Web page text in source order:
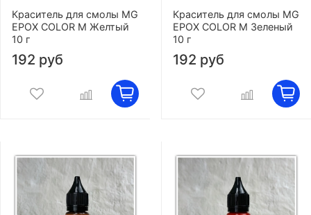
Краситель для смолы MG
EPOX COLOR M Желтый
10 г
192 руб
Краситель для смолы MG
EPOX COLOR M Зеленый
10 г
192 руб